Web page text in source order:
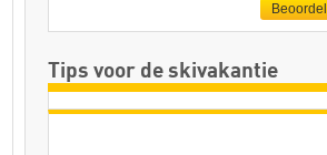
Tips voor de skivakantie